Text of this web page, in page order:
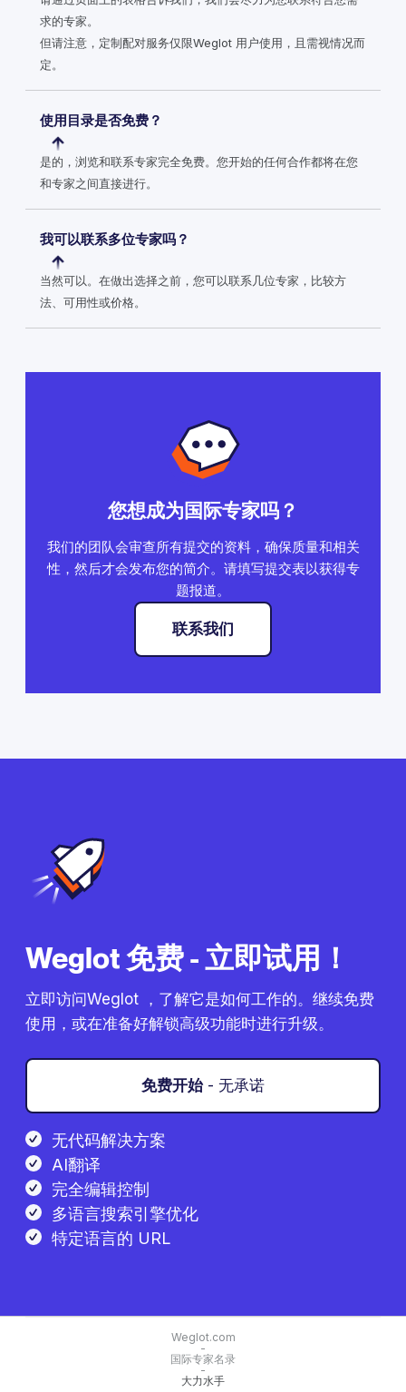
求的专家。
但请注意，定制配对服务仅限Weglot 用户使用，且需视情况而
定。
使用目录是否免费？
是的，浏览和联系专家完全免费。您开始的任何合作都将在您
和专家之间直接进行。
我可以联系多位专家吗？
当然可以。在做出选择之前，您可以联系几位专家，比较方
法、可用性或价格。
您想成为国际专家吗？
我们的团队会审查所有提交的资料，确保质量和相关
性，然后才会发布您的简介。请填写提交表以获得专
题报道。
联系我们
Weglot 免费 - 立即试用！
立即访问Weglot ，了解它是如何工作的。继续免费
使用，或在准备好解锁高级功能时进行升级。
免费开始- 无承诺
无代码解决方案
AI翻译
完全编辑控制
多语言搜索引擎优化
特定语言的 URL
Weglot.com
-
国际专家名录
-
大力水手